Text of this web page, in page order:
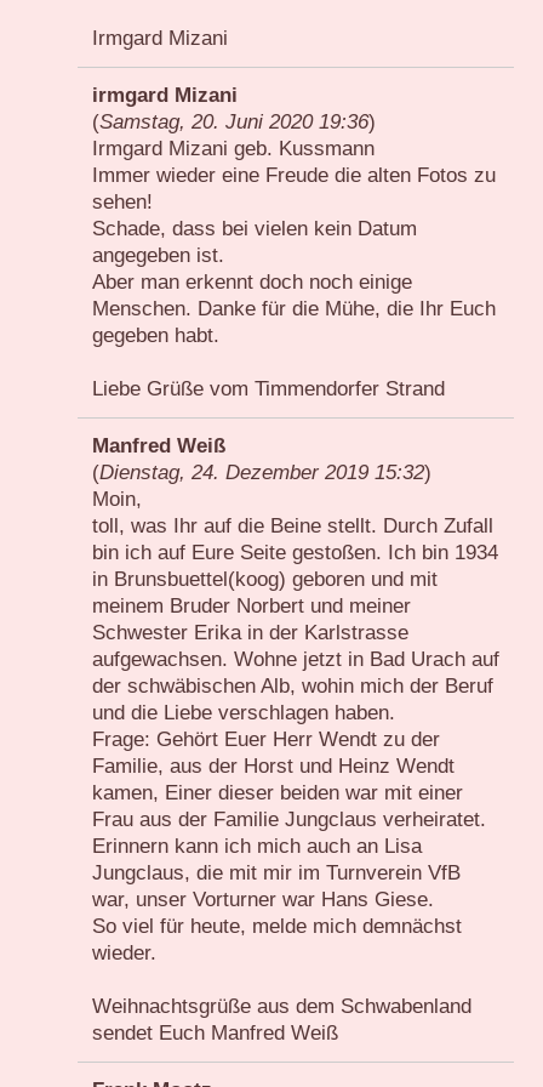
Irmgard Mizani
irmgard Mizani
(Samstag, 20. Juni 2020 19:36)
Irmgard Mizani geb. Kussmann
Immer wieder eine Freude die alten Fotos zu
sehen!
Schade, dass bei vielen kein Datum
angegeben ist.
Aber man erkennt doch noch einige
Menschen. Danke für die Mühe, die Ihr Euch
gegeben habt.
Liebe Grüße vom Timmendorfer Strand
Manfred Weiß
(Dienstag, 24. Dezember 2019 15:32)
Moin,
toll, was Ihr auf die Beine stellt. Durch Zufall
bin ich auf Eure Seite gestoßen. Ich bin 1934
in Brunsbuettel(koog) geboren und mit
meinem Bruder Norbert und meiner
Schwester Erika in der Karlstrasse
aufgewachsen. Wohne jetzt in Bad Urach auf
der schwäbischen Alb, wohin mich der Beruf
und die Liebe verschlagen haben.
Frage: Gehört Euer Herr Wendt zu der
Familie, aus der Horst und Heinz Wendt
kamen, Einer dieser beiden war mit einer
Frau aus der Familie Jungclaus verheiratet.
Erinnern kann ich mich auch an Lisa
Jungclaus, die mit mir im Turnverein VfB
war, unser Vorturner war Hans Giese.
So viel für heute, melde mich demnächst
wieder.
Weihnachtsgrüße aus dem Schwabenland
sendet Euch Manfred Weiß